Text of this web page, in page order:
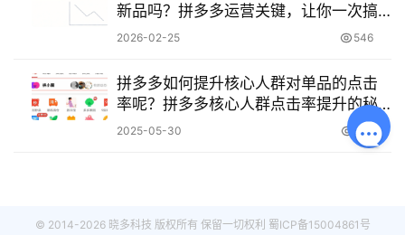
新品吗？拼多多运营关键，让你一次搞
懂！
2026-02-25 546
拼多多如何提升核心人群对单品的点击
率呢？拼多多核心人群点击率提升的秘
籍：从主图优化到精准推广，全方位破
2025-05-30 1.1K
© 2014-2026 晓多科技 版权所有 保留一切权利 蜀ICP备15004861号